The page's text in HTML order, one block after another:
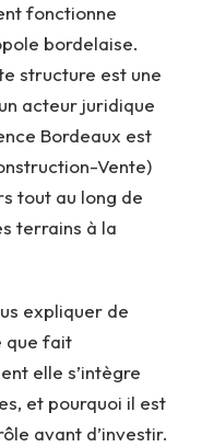
fonctionne
bordelaise.
structure est une
acteur juridique
Bordeaux est
Vente)
tout au long de
terrains à la
expliquer de
que fait
elle s’intègre
et pourquoi il est
avant d’investir.